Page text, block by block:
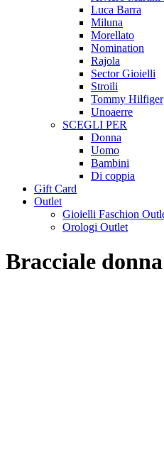
Luca Barra
Miluna
Morellato
Nomination
Rajola
Sector Gioielli
Stroili
Tommy Hilfiger
Unoaerre
SCEGLI PER
Donna
Uomo
Bambini
Di coppia
Gift Card
Outlet
Gioielli Faschion
Orologi Outlet
Bracciale